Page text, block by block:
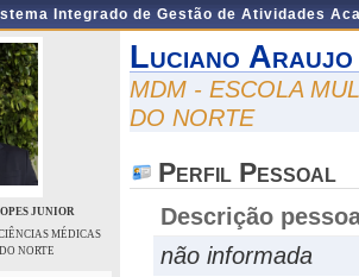
Integrado de Gestão de Atividades
JUNIOR
MÉDICAS
NORTE
Luciano
MDM - ESCOLA
DO NORTE
Perfil Pessoal
Descrição
não informada